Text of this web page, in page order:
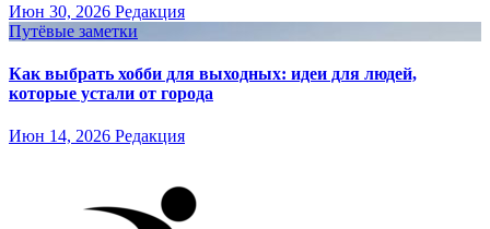
Июн 30, 2026 Редакция
Путёвые заметки
Как выбрать хобби для выходных: идеи для людей,
которые устали от города
Июн 14, 2026 Редакция